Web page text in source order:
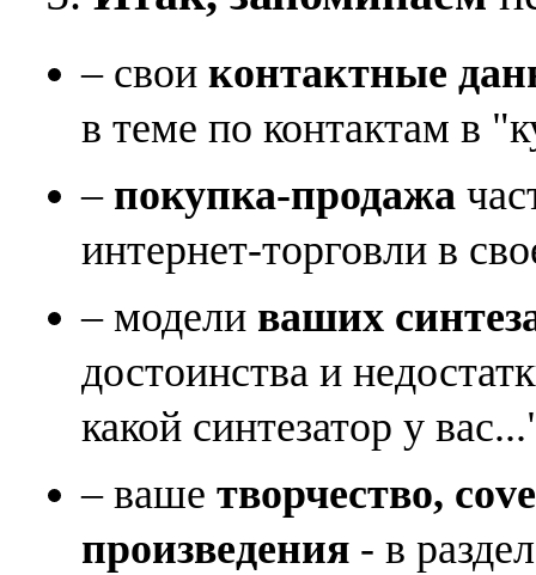
– свои контактные
в теме по контактам в
– покупка-продажа
интернет-торговли в
– модели ваших
достоинства и
какой синтезатор у
– ваше творчество,
произведения - в